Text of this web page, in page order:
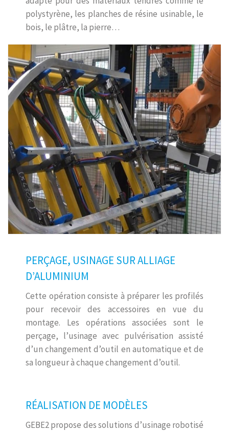
polystyrène, les planches de résine usinable, le
bois, le plâtre, la pierre…
PERÇAGE, USINAGE SUR ALLIAGE
D’ALUMINIUM
Cette opération consiste à préparer les profilés
pour recevoir des accessoires en vue du
montage. Les opérations associées sont le
perçage, l’usinage avec pulvérisation assisté
d’un changement d’outil en automatique et de
sa longueur à chaque changement d’outil.
RÉALISATION DE MODÈLES
GEBE2 propose des solutions d’usinage robotisé